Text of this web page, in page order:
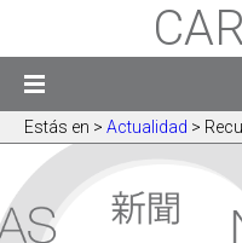
Estás en > Actualidad >